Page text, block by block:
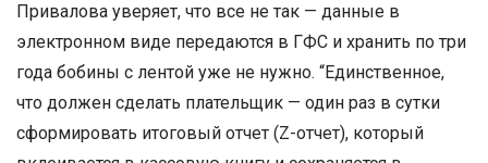
Привалова уверяет, что все не так — данные в
электронном виде передаются в ГФС и хранить по три
года бобины с лентой уже не нужно. “Единственное,
что должен сделать плательщик — один раз в сутки
сформировать итоговый отчет (Z-отчет), который